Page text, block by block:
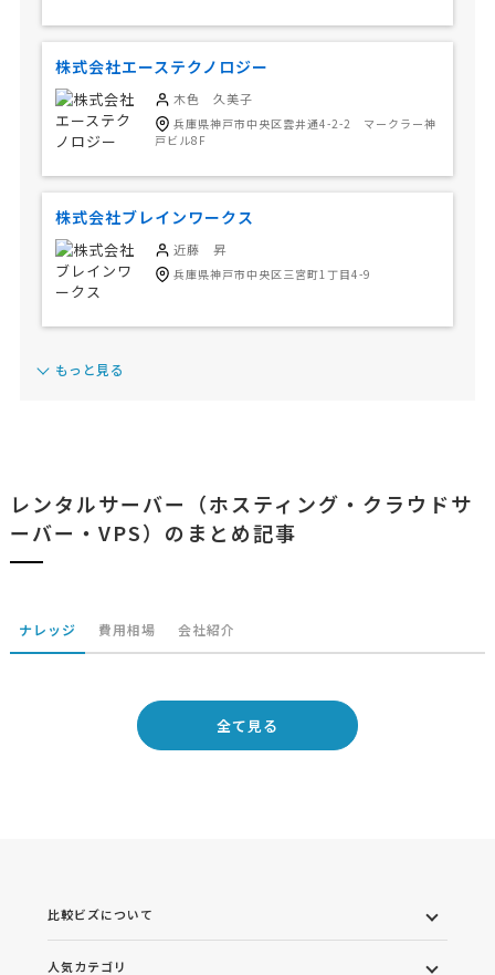
株式会社エーステクノロジー
木色 久美子
兵庫県神戸市中央区雲井通4-2-2 マークラー神
戸ビル8F
株式会社ブレインワークス
近藤 昇
兵庫県神戸市中央区三宮町1丁目4-9
もっと見る
レンタルサーバー（ホスティング・クラウドサ
ーバー・VPS）のまとめ記事
ナレッジ 費用相場 会社紹介
全て見る
比較ビズについて
人気カテゴリ